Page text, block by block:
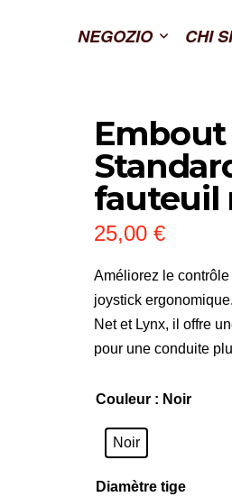
NEGOZIO CHI
fauteuil
25,00 €
Améliorez le
joystick
Net et Lynx, il offre
pour une conduite
Couleur : Noir
Noir
Diamètre tige